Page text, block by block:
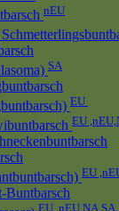
nEU
SA
EU
EU
EU
Buntbarsch
EU